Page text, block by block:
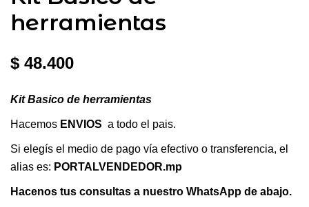
herramientas
$ 48.400
Kit Basico de herramientas
Hacemos ENVIOS a todo el pais.
Si elegís el medio de pago vía efectivo o transferencia, el
alias es: PORTALVENDEDOR.mp
Hacenos tus consultas a nuestro WhatsApp de abajo.